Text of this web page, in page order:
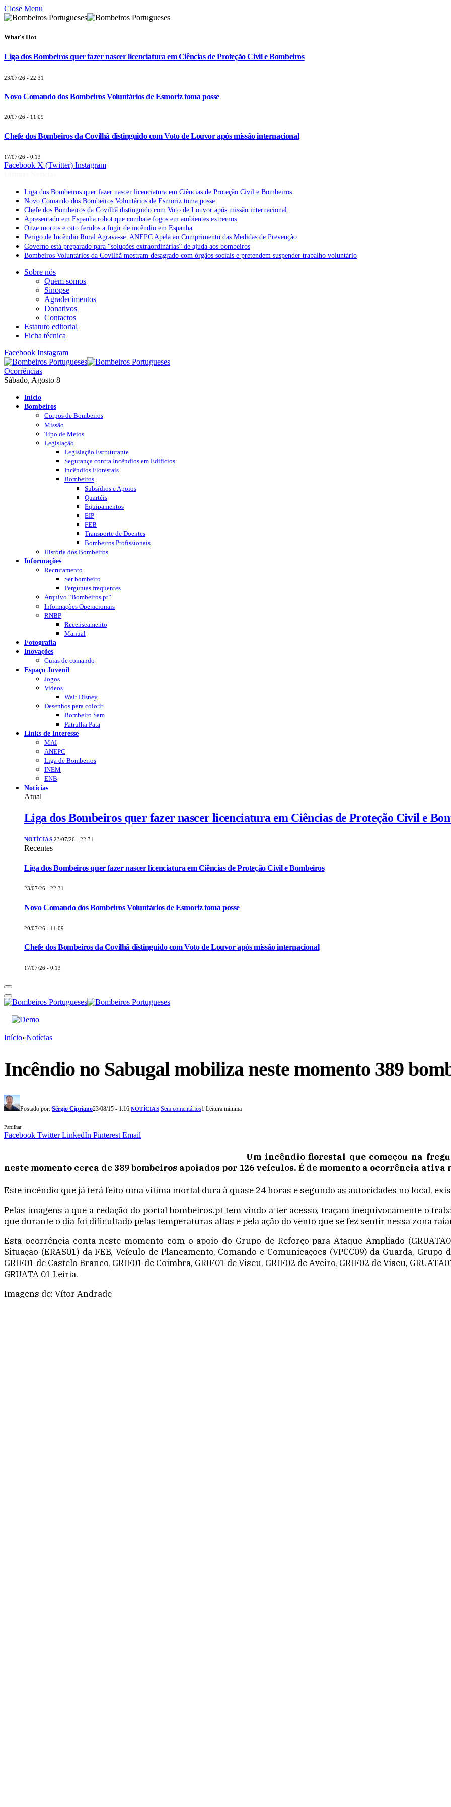
Close Menu
What's Hot
Liga dos Bombeiros quer fazer nascer licenciatura em Ciências de Proteção Civil e Bombeiros
23/07/26 - 22:31
Novo Comando dos Bombeiros Voluntários de Esmoriz toma posse
20/07/26 - 11:09
Chefe dos Bombeiros da Covilhã distinguido com Voto de Louvor após missão internacional
17/07/26 - 0:13
Facebook X (Twitter) Instagram
Liga dos Bombeiros quer fazer nascer licenciatura em Ciências de Proteção Civil e Bombeiros
Novo Comando dos Bombeiros Voluntários de Esmoriz toma posse
Chefe dos Bombeiros da Covilhã distinguido com Voto de Louvor após missão internacional
Apresentado em Espanha robot que combate fogos em ambientes extremos
Onze mortos e oito feridos a fugir de incêndio em Espanha
Perigo de Incêndio Rural Agrava-se: ANEPC Apela ao Cumprimento das Medidas de Prevenção
Governo está preparado para “soluções extraordinárias” de ajuda aos bombeiros
Bombeiros Voluntários da Covilhã mostram desagrado com órgãos sociais e pretendem suspender trabalho voluntário
Sobre nós
Quem somos
Sinopse
Agradecimentos
Donativos
Contactos
Estatuto editorial
Ficha técnica
Facebook Instagram
Ocorrências
Sábado, Agosto 8
Início
Bombeiros
Corpos de Bombeiros
Missão
Tipo de Meios
Legislação
Legislação Estruturante
Segurança contra Incêndios em Edificios
Incêndios Florestais
Bombeiros
Subsídios e Apoios
Quartéis
Equipamentos
EIP
FEB
Transporte de Doentes
Bombeiros Profissionais
História dos Bombeiros
Informações
Recrutamento
Ser bombeiro
Perguntas frequentes
Arquivo “Bombeiros.pt”
Informações Operacionais
RNBP
Recenseamento
Manual
Fotografia
Inovações
Guias de comando
Espaço Juvenil
Jogos
Videos
Walt Disney
Desenhos para colorir
Bombeiro Sam
Patrulha Pata
Links de Interesse
MAI
ANEPC
Liga de Bombeiros
INEM
ENB
Notícias
Atual
Liga dos Bombeiros quer fazer nascer licenciatura em Ciências de Proteção Civil e
NOTÍCIAS 23/07/26 - 22:31
Recentes
Liga dos Bombeiros quer fazer nascer licenciatura em Ciências de Proteção Civil e Bombeiros
23/07/26 - 22:31
Novo Comando dos Bombeiros Voluntários de Esmoriz toma posse
20/07/26 - 11:09
Chefe dos Bombeiros da Covilhã distinguido com Voto de Louvor após missão internacional
17/07/26 - 0:13
Início»Notícias
Incêndio no Sabugal mobiliza neste momento 389
Postado por: Sérgio Cipriano23/08/15 - 1:16 NOTÍCIAS Sem comentários1 Leitura mínima
Partilhar
Facebook Twitter LinkedIn Pinterest Email
Um incêndio florestal que começou na
neste momento cerca de 389 bombeiros apoiados por 126 veículos. É de momento a ocorrência
Este incêndio que já terá feito uma vitima mortal dura à quase 24 horas e segundo as autoridades no local,
Pelas imagens a que a redação do portal bombeiros.pt tem vindo a ter acesso, traçam inequivocamente o
que durante o dia foi dificultado pelas temperaturas altas e pela ação do vento que se fez sentir nessa zona
Esta ocorrência conta neste momento com o apoio do Grupo de Reforço para Ataque Ampliado
Situação (ERAS01) da FEB, Veículo de Planeamento, Comando e Comunicações (VPCC09) da Guarda,
GRIF01 de Castelo Branco, GRIF01 de Coimbra, GRIF01 de Viseu, GRIF02 de Aveiro, GRIF02 de Viseu,
GRUATA 01 Leiria.
Imagens de: Vítor Andrade